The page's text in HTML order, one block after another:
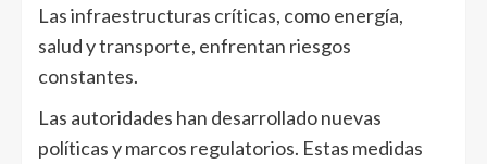
Las infraestructuras críticas, como energía,
salud y transporte, enfrentan riesgos
constantes.
Las autoridades han desarrollado nuevas
políticas y marcos regulatorios. Estas medidas